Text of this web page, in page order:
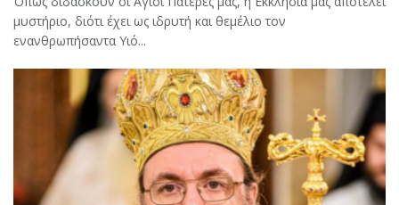
μυστήριο, διότι έχει ως ιδρυτή και θεμέλιο τον
ενανθρωπήσαντα Υιό...